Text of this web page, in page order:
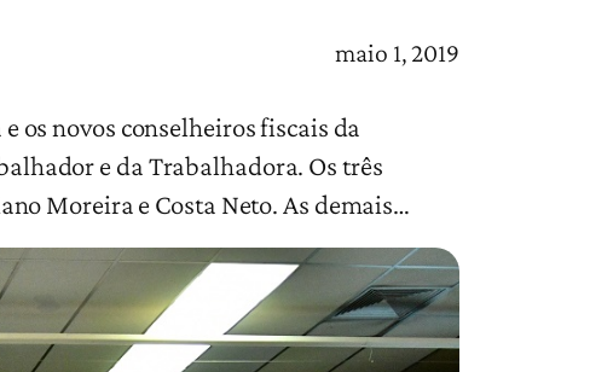
maio 1, 2019
os novos conselheiros fiscais da
e da Trabalhadora. Os três
Moreira e Costa Neto. As demais…